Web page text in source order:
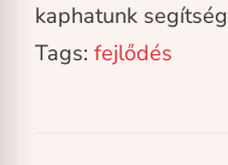
kaphatunk
Tags: fejlődés